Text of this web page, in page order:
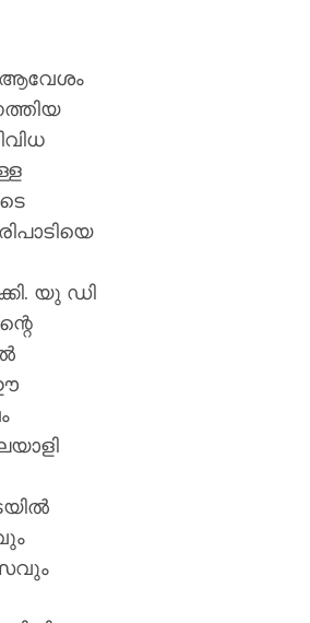
ആവേശം
യു ഡി
ഈ